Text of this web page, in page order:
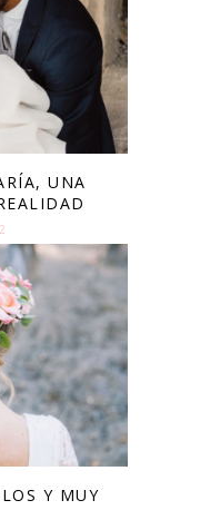
UNA
Y MUY